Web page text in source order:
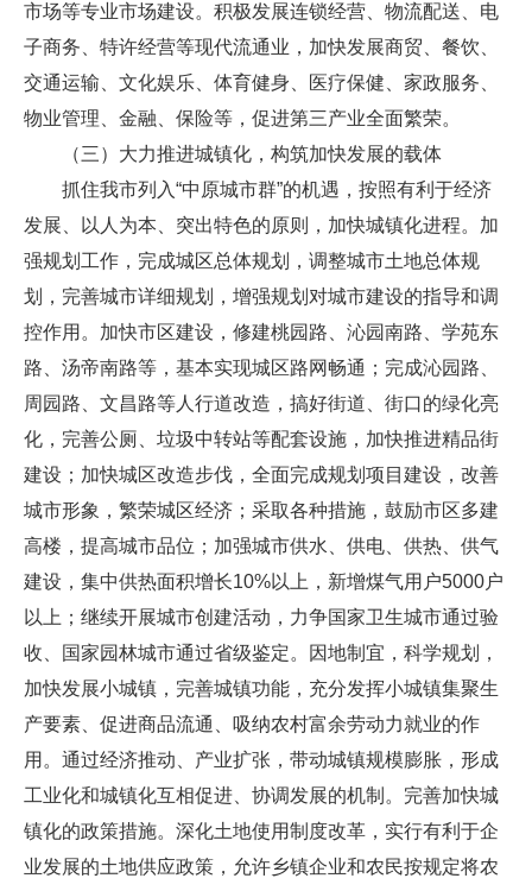
市场等专业市场建设。积极发展连锁经营、物流配送、电
子商务、特许经营等现代流通业，加快发展商贸、餐饮、
交通运输、文化娱乐、体育健身、医疗保健、家政服务、
物业管理、金融、保险等，促进第三产业全面繁荣。
（三）大力推进城镇化，构筑加快发展的载体
抓住我市列入“中原城市群”的机遇，按照有利于经济
发展、以人为本、突出特色的原则，加快城镇化进程。加
强规划工作，完成城区总体规划，调整城市土地总体规
划，完善城市详细规划，增强规划对城市建设的指导和调
控作用。加快市区建设，修建桃园路、沁园南路、学苑东
路、汤帝南路等，基本实现城区路网畅通；完成沁园路、
周园路、文昌路等人行道改造，搞好街道、街口的绿化亮
化，完善公厕、垃圾中转站等配套设施，加快推进精品街
建设；加快城区改造步伐，全面完成规划项目建设，改善
城市形象，繁荣城区经济；采取各种措施，鼓励市区多建
高楼，提高城市品位；加强城市供水、供电、供热、供气
建设，集中供热面积增长10%以上，新增煤气用户5000户
以上；继续开展城市创建活动，力争国家卫生城市通过验
收、国家园林城市通过省级鉴定。因地制宜，科学规划，
加快发展小城镇，完善城镇功能，充分发挥小城镇集聚生
产要素、促进商品流通、吸纳农村富余劳动力就业的作
用。通过经济推动、产业扩张，带动城镇规模膨胀，形成
工业化和城镇化互相促进、协调发展的机制。完善加快城
镇化的政策措施。深化土地使用制度改革，实行有利于企
业发展的土地供应政策，允许乡镇企业和农民按规定将农